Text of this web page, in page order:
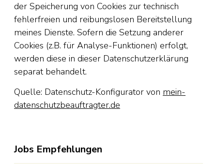
der Speicherung von Cookies zur technisch
fehlerfreien und reibungslosen Bereitstellung
meines Dienste. Sofern die Setzung anderer
Cookies (z.B. für Analyse-Funktionen) erfolgt,
werden diese in dieser Datenschutzerklärung
separat behandelt.
Quelle: Datenschutz-Konfigurator von mein-
datenschutzbeauftragter.de
Jobs Empfehlungen